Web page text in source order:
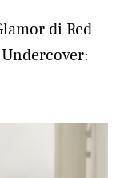
di Red